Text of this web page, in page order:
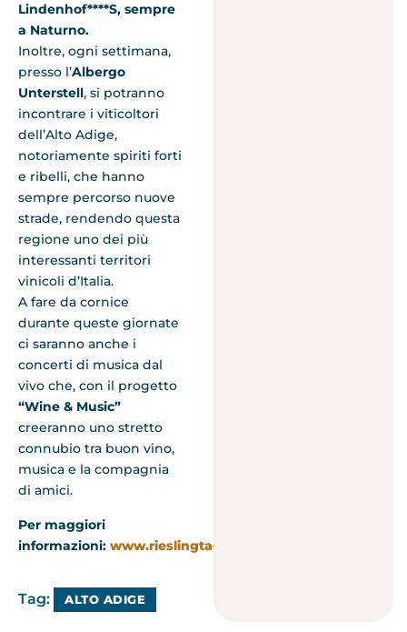
Lindenhof****S, sempre
a Naturno.
Inoltre, ogni settimana,
presso l’Albergo
Unterstell, si potranno
incontrare i viticoltori
dell’Alto Adige,
notoriamente spiriti forti
e ribelli, che hanno
sempre percorso nuove
strade, rendendo questa
regione uno dei più
interessanti territori
vinicoli d’Italia.
A fare da cornice
durante queste giornate
ci saranno anche i
concerti di musica dal
vivo che, con il progetto
“Wine & Music”
creeranno uno stretto
connubio tra buon vino,
musica e la compagnia
di amici.
Per maggiori
informazioni: www.rieslingtage.com
Tag: ALTO ADIGE